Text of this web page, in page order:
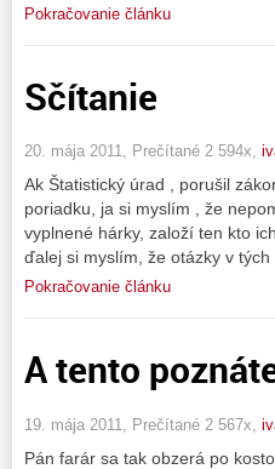
Pokračovanie článku
Sčítanie
20. mája 2011, Prečítané 2 594x,
Ak Štatistický úrad , porušil
poriadku, ja si myslím , že
vyplnené hárky, založí ten kto
ďalej si myslím, že otázky v
Pokračovanie článku
A tento
19. mája 2011, Prečítané 2 567x,
Pán farár sa tak obzerá po